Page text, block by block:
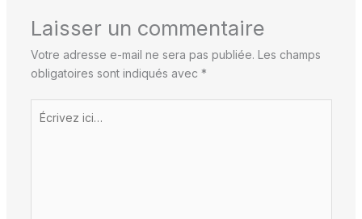
Laisser un commentaire
Votre adresse e-mail ne sera pas publiée. Les champs
obligatoires sont indiqués avec *
Écrivez
ici…